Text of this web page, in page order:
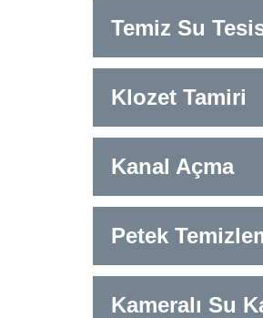
Temiz Su
Klozet Tamiri
Kanal Açma
Petek
Kameralı Su